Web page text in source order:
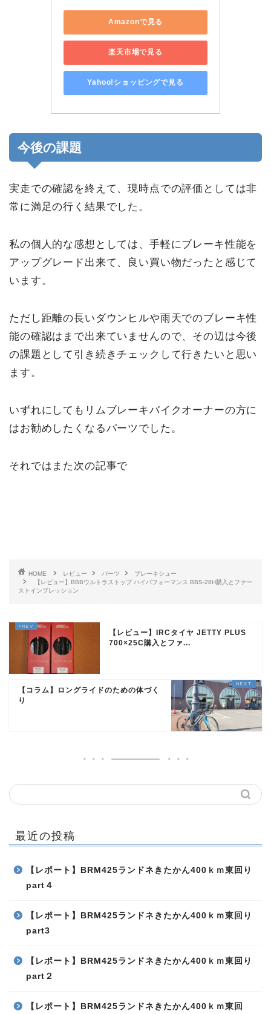
Amazonで見る
楽天市場で見る
Yahoo!ショッピングで見る
今後の課題
実走での確認を終えて、現時点での評価としては非
常に満足の行く結果でした。
私の個人的な感想としては、手軽にブレーキ性能を
アップグレード出来て、良い買い物だったと感じて
います。
ただし距離の長いダウンヒルや雨天でのブレーキ性
能の確認はまで出来ていませんので、その辺は今後
の課題として引き続きチェックして行きたいと思い
ます。
いずれにしてもリムブレーキバイクオーナーの方に
はお勧めしたくなるパーツでした。
それではまた次の記事で
HOME レビュー パーツ
ブレーキシュー
【レビュー】BBBウルトラストップ ハイパフォーマンス BBS-28H購入とファー
ストインプレッション
【レビュー】IRCタイヤ JETTY PLUS
700×25C購入とファ...
【コラム】ロングライドのための体づく
り
最近の投稿
【レポート】BRM425ランドネきたかん400ｋｍ東回り
part４
【レポート】BRM425ランドネきたかん400ｋｍ東回り
part3
【レポート】BRM425ランドネきたかん400ｋｍ東回り
part２
【レポート】BRM425ランドネきたかん400ｋｍ東回